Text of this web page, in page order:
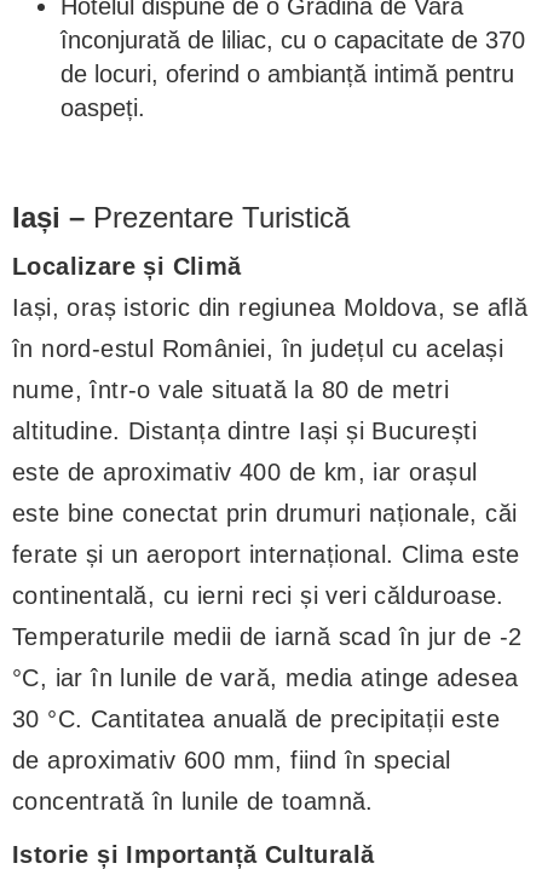
Hotelul dispune de o Grădină de Vară
înconjurată de liliac, cu o capacitate de 370
de locuri, oferind o ambianță intimă pentru
oaspeți.
Iași – Prezentare Turistică
Localizare și Climă
Iași, oraș istoric din regiunea Moldova, se află
în nord-estul României, în județul cu același
nume, într-o vale situată la 80 de metri
altitudine. Distanța dintre Iași și București
este de aproximativ 400 de km, iar orașul
este bine conectat prin drumuri naționale, căi
ferate și un aeroport internațional. Clima este
continentală, cu ierni reci și veri călduroase.
Temperaturile medii de iarnă scad în jur de -2
°C, iar în lunile de vară, media atinge adesea
30 °C. Cantitatea anuală de precipitații este
de aproximativ 600 mm, fiind în special
concentrată în lunile de toamnă.
Istorie și Importanță Culturală